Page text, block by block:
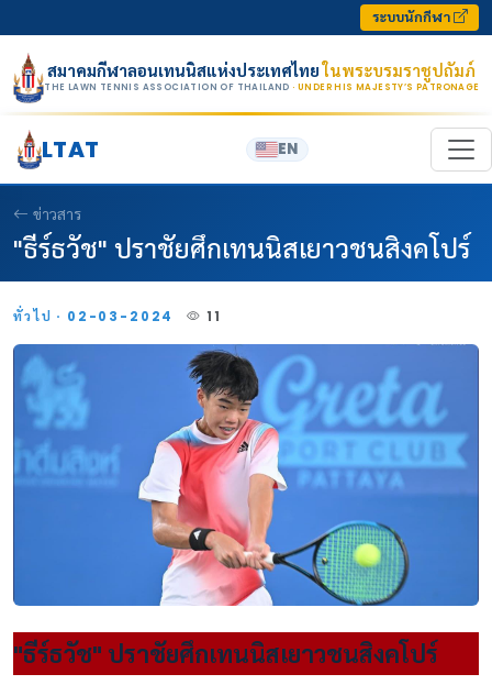
ระบบนักกีฬา
สมาคมกีฬาลอนเทนนิสแห่งประเทศไทยในพระบรมราชูปถัมภ์
THE LAWN TENNIS ASSOCIATION OF THAILAND · UNDER HIS MAJESTY’S PATRONAGE
LTAT EN
ข่าวสาร
"ธีร์ธวัช" ปราชัยศึกเทนนิสเยาวชนสิงคโปร์
ทั่วไป · 02-03-2024 11
"ธีร์ธวัช" ปราชัยศึกเทนนิสเยาวชนสิงคโปร์